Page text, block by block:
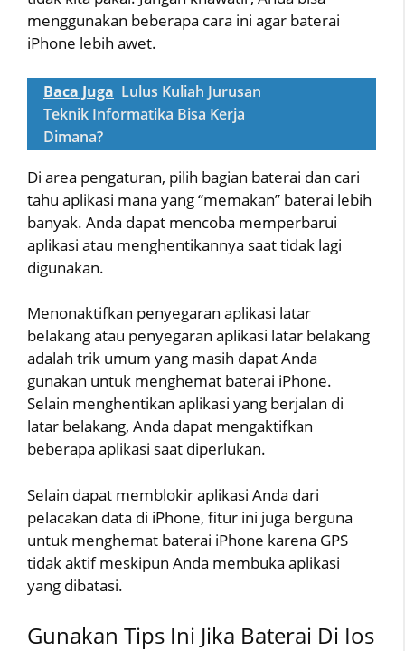
menggunakan beberapa cara ini agar baterai
iPhone lebih awet.
Baca Juga Lulus Kuliah Jurusan
Teknik Informatika Bisa Kerja
Dimana?
Di area pengaturan, pilih bagian baterai dan cari
tahu aplikasi mana yang “memakan” baterai lebih
banyak. Anda dapat mencoba memperbarui
aplikasi atau menghentikannya saat tidak lagi
digunakan.
Menonaktifkan penyegaran aplikasi latar
belakang atau penyegaran aplikasi latar belakang
adalah trik umum yang masih dapat Anda
gunakan untuk menghemat baterai iPhone.
Selain menghentikan aplikasi yang berjalan di
latar belakang, Anda dapat mengaktifkan
beberapa aplikasi saat diperlukan.
Selain dapat memblokir aplikasi Anda dari
pelacakan data di iPhone, fitur ini juga berguna
untuk menghemat baterai iPhone karena GPS
tidak aktif meskipun Anda membuka aplikasi
yang dibatasi.
Gunakan Tips Ini Jika Baterai Di Ios